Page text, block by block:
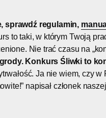
sprawdź regulamin,
to taki, w którym Twoją
Nie trać czasu na
Konkurs Śliwki to
Ja nie wiem, czy
napisał członek